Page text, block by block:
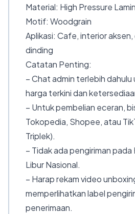
Material: High Pressure
Motif: Woodgrain
Aplikasi: Cafe, interior
dinding
Catatan Penting:
– Chat admin terlebih dahulu
harga terkini dan
– Untuk pembelian eceran,
Tokopedia, Shopee, atau
Triplek).
– Tidak ada pengiriman pada
Libur Nasional.
– Harap rekam video
memperlihatkan label
penerimaan.